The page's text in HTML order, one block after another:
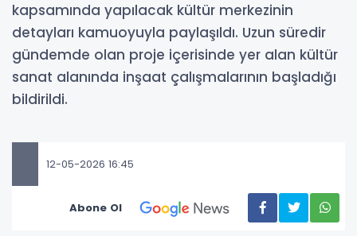
kapsamında yapılacak kültür merkezinin
detayları kamuoyuyla paylaşıldı. Uzun süredir
gündemde olan proje içerisinde yer alan kültür
sanat alanında inşaat çalışmalarının başladığı
bildirildi.
12-05-2026 16:45
Abone Ol